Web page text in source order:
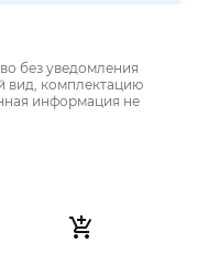
без уведомления
вид, комплектацию
информация не